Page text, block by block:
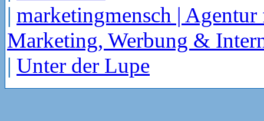
| marketingmensch | Agentur
Marketing, Werbung &
| Unter der Lupe